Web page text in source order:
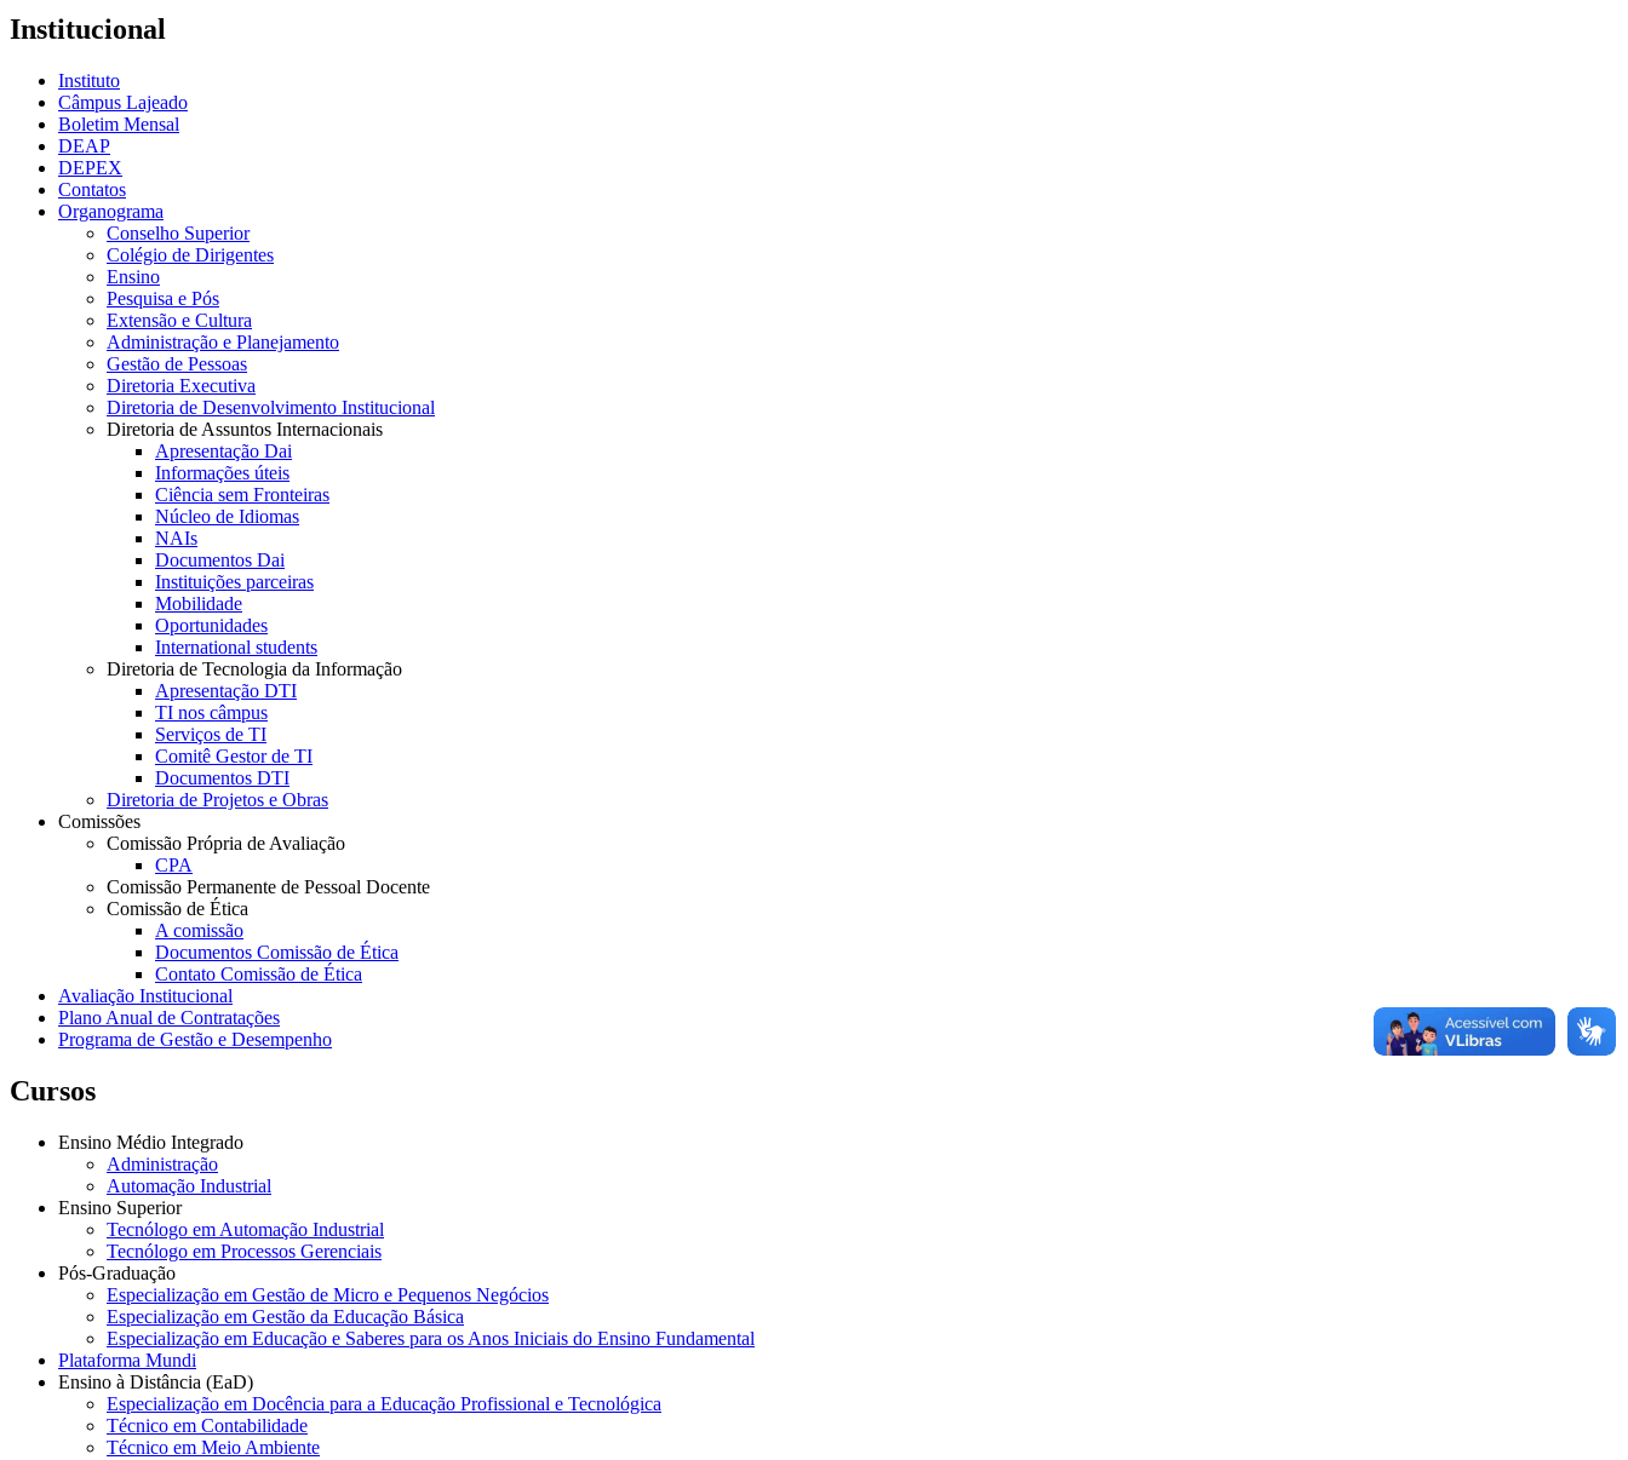
Institucional
Instituto
Câmpus Lajeado
Boletim Mensal
DEAP
DEPEX
Contatos
Organograma
Conselho Superior
Colégio de Dirigentes
Ensino
Pesquisa e Pós
Extensão e Cultura
Administração e Planejamento
Gestão de Pessoas
Diretoria Executiva
Diretoria de Desenvolvimento Institucional
Diretoria de Assuntos Internacionais
Apresentação Dai
Informações úteis
Ciência sem Fronteiras
Núcleo de Idiomas
NAIs
Documentos Dai
Instituições parceiras
Mobilidade
Oportunidades
International students
Diretoria de Tecnologia da Informação
Apresentação DTI
TI nos câmpus
Serviços de TI
Comitê Gestor de TI
Documentos DTI
Diretoria de Projetos e Obras
Comissões
Comissão Própria de Avaliação
CPA
Comissão Permanente de Pessoal Docente
Comissão de Ética
A comissão
Documentos Comissão de Ética
Contato Comissão de Ética
Avaliação Institucional
Plano Anual de Contratações
Programa de Gestão e Desempenho
Cursos
Ensino Médio Integrado
Administração
Automação Industrial
Ensino Superior
Tecnólogo em Automação Industrial
Tecnólogo em Processos Gerenciais
Pós-Graduação
Especialização em Gestão de Micro e Pequenos Negócios
Especialização em Gestão da Educação Básica
Especialização em Educação e Saberes para os Anos Iniciais do Ensino Fundamental
Plataforma Mundi
Ensino à Distância (EaD)
Especialização em Docência para a Educação Profissional e Tecnológica
Técnico em Contabilidade
Técnico em Meio Ambiente